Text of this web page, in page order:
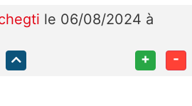
le 06/08/2024 à
+ -